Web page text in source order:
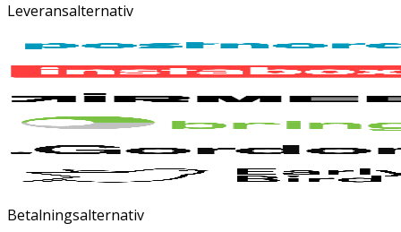
Leveransalternativ
Betalningsalternativ